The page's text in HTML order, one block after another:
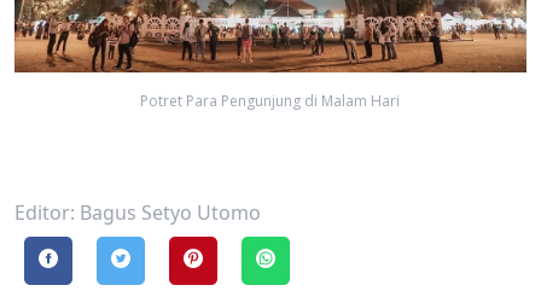
Potret Para Pengunjung di Malam Hari
Editor: Bagus Setyo Utomo